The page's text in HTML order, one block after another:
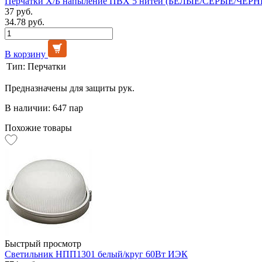
37 руб.
34.78 руб.
В корзину
Тип: Перчатки
Предназначены для защиты рук.
В наличии: 647 пар
Похожие товары
Быстрый просмотр
Светильник НПП1301 белый/круг 60Вт ИЭК